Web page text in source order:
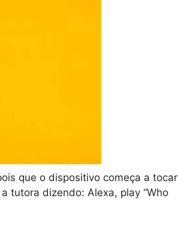
que o dispositivo começa a tocar
tutora dizendo: Alexa, play “Who